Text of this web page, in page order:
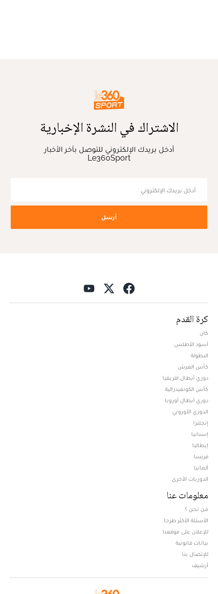
الاشتراك في النشرة الإخبارية
أدخل بريدك الإلكتروني للتوصل بآخر الأخبار
Le360Sport
أرسل
كرة القدم
كان
أسود الأطلس
البطولة
كأس العرش
دوري أبطال افريقيا
كأس الكونفيدرالية
دوري أبطال أوروبا
الدوري الأوروبي
إنجلترا
إسبانيا
إيطاليا
فرنسا
ألمانيا
الدوريات الأخرى
معلومات عنا
من نحن ؟
الأسئلة الأكثر طرحا
للإعلان على موقعنا
بيانات قانونية
للإتصال بنا
أرشيف